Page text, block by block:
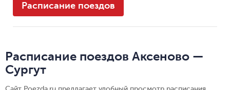
Расписание поездов
Расписание поездов Аксеново —
Сургут